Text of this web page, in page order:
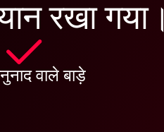
रखा गया।
वाले बाड़े